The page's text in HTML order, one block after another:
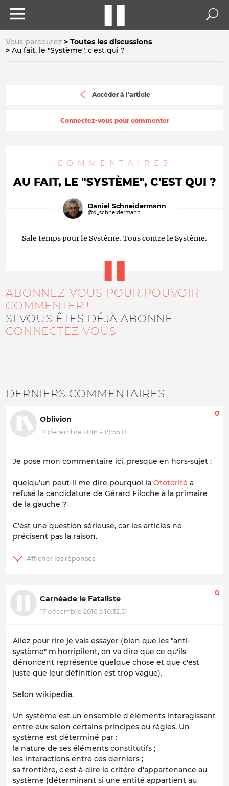
Vous parcourez
Toutes les discussions
Au fait, le "Système", c'est qui ?
Accéder à l'article
Connectez-vous pour commenter
COMMENTAIRES
AU FAIT, LE "SYSTÈME", C'EST QUI ?
Daniel Schneidermann
@d_schneidermann
Sale temps pour le Système. Tous contre le Système.
ABONNEZ-VOUS POUR POUVOIR
COMMENTER !
SI VOUS ÊTES DÉJÀ ABONNÉ
CONNECTEZ-VOUS
DERNIERS COMMENTAIRES
Oblivion
17 décembre 2016 à 19:56:01
0
Je pose mon commentaire ici, presque en hors-sujet :
quelqu’un peut-il me dire pourquoi la Ototorité a
refusé la candidature de Gérard Filoche à la primaire
de la gauche ?
C’est une question sérieuse, car les articles ne
précisent pas la raison.
Carnéade le Fataliste
17 décembre 2016 à 10:32:51
0
Allez pour rire je vais essayer (bien que les "anti-
système" m'horripilent, on va dire que ce qu'ils
dénoncent représente quelque chose et que c'est
juste que leur définition est trop vague).
Selon wikipedia.
Un système est un ensemble d'éléments interagissant
entre eux selon certains principes ou règles. Un
système est déterminé par :
la nature de ses éléments constitutifs ;
les interactions entre ces derniers ;
sa frontière, c'est-à-dire le critère d'appartenance au
système (déterminant si une entité appartient au